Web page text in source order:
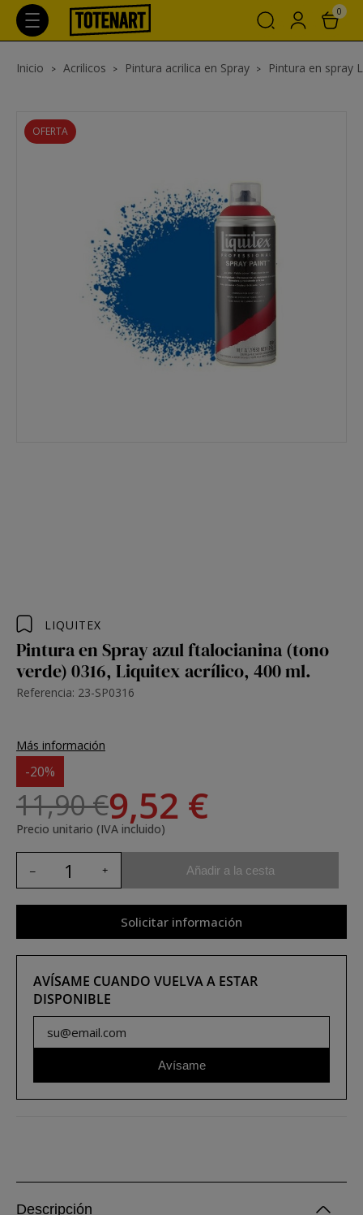
0
Inicio Acrilicos Pintura acrilica en Spray Pintura en spray
OFERTA
LIQUITEX
Pintura en Spray azul ftalocianina (tono
verde) 0316, Liquitex acrílico, 400 ml.
Referencia: 23-SP0316
Más información
-20%
11,90 €9,52 €
Precio unitario (IVA incluido)
Añadir a la cesta
Solicitar información
AVÍSAME CUANDO VUELVA A ESTAR
DISPONIBLE
Avísame
Descripción